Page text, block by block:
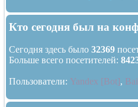
Кто сегодня был на
Сегодня здесь было 32369
Больше всего посетителей:
Пользователи: Yandex [Bot],